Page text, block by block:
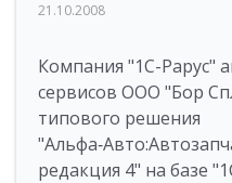
21.10.2008
Компания "1C-Рарус"
сервисов OOO "Бор
типового решения
редакция 4" на базе